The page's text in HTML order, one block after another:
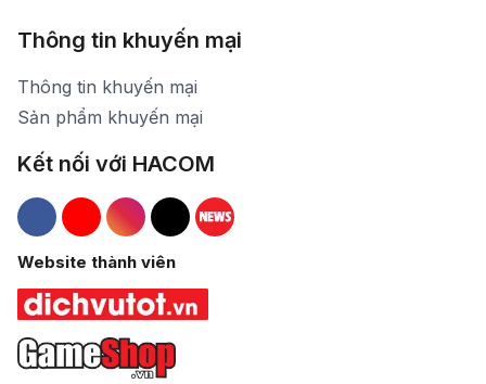
Thông tin khuyến mại
Thông tin khuyến mại
Sản phẩm khuyến mại
Kết nối với HACOM
Hacom Facebook
Hacom YouTube
Hacom Instagram
Hacom TikTok
Website thành viên